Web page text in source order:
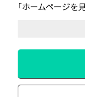
「ホームページを